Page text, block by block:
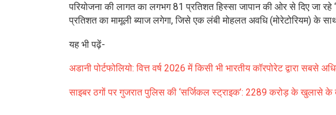
परियोजना की लागत का लगभग 81 प्रतिशत हिस्सा जापान की ओर से दिए जा
प्रतिशत का मामूली ब्याज लगेगा, जिसे एक लंबी मोहलत अवधि (मोरेटोरियम) के
यह भी पढ़ें-
अडानी पोर्टफोलियो: वित्त वर्ष 2026 में किसी भी भारतीय कॉरपोरेट द्वारा
साइबर ठगों पर गुजरात पुलिस की ‘सर्जिकल स्ट्राइक’: 2289 करोड़ के खुलासे